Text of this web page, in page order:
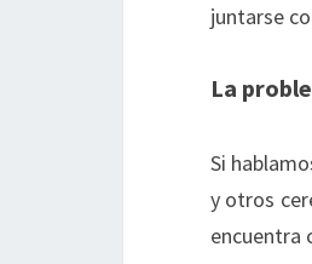
juntarse
La
Si
y otros
encuentra